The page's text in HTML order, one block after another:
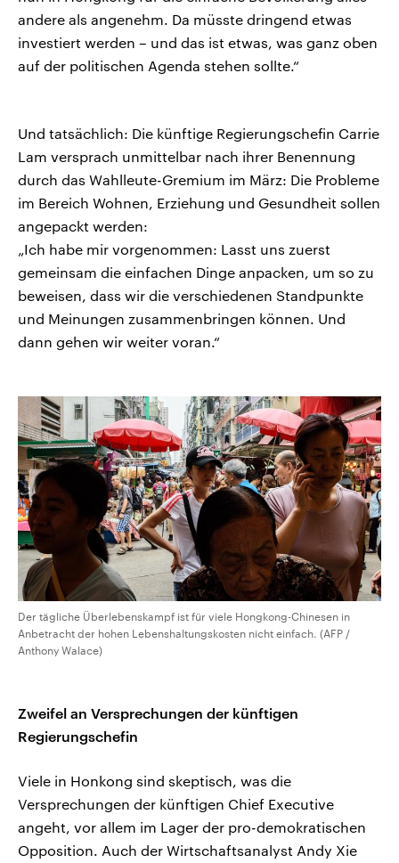
andere als angenehm. Da müsste dringend etwas
investiert werden – und das ist etwas, was ganz oben
auf der politischen Agenda stehen sollte.“
Und tatsächlich: Die künftige Regierungschefin Carrie
Lam versprach unmittelbar nach ihrer Benennung
durch das Wahlleute-Gremium im März: Die Probleme
im Bereich Wohnen, Erziehung und Gesundheit sollen
angepackt werden:
„Ich habe mir vorgenommen: Lasst uns zuerst
gemeinsam die einfachen Dinge anpacken, um so zu
beweisen, dass wir die verschiedenen Standpunkte
und Meinungen zusammenbringen können. Und
dann gehen wir weiter voran.“
Der tägliche Überlebenskampf ist für viele Hongkong-Chinesen in
Anbetracht der hohen Lebenshaltungskosten nicht einfach. (AFP /
Anthony Walace)
Zweifel an Versprechungen der künftigen
Regierungschefin
Viele in Honkong sind skeptisch, was die
Versprechungen der künftigen Chief Executive
angeht, vor allem im Lager der pro-demokratischen
Opposition. Auch der Wirtschaftsanalyst Andy Xie